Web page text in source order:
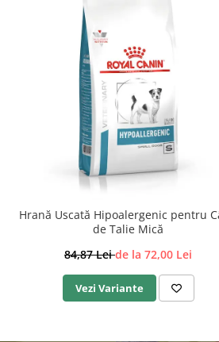
Hrană Uscată Hipoalergenic pentru
de Talie Mică
84,87 Leide la 72,00 Lei
Vezi Variante